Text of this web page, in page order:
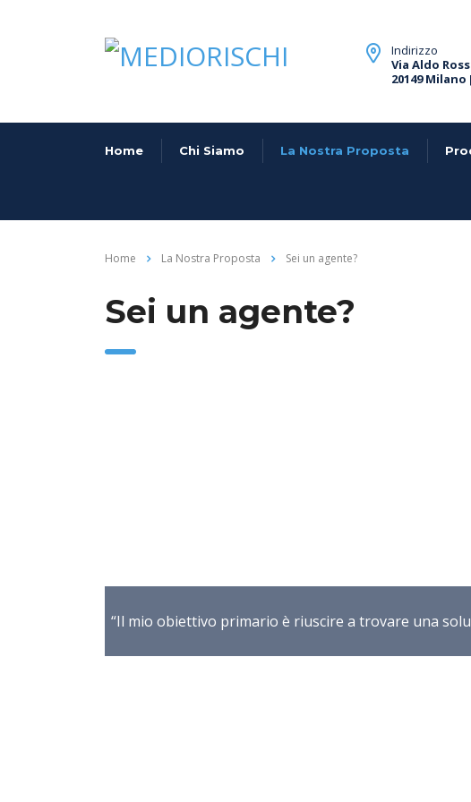
Indirizzo
Via Aldo
20149 Milano
Home Chi Siamo La Nostra Proposta
Home La Nostra Proposta Sei un agente?
Sei un agente?
“Il mio obiettivo primario è riuscire a trovare una